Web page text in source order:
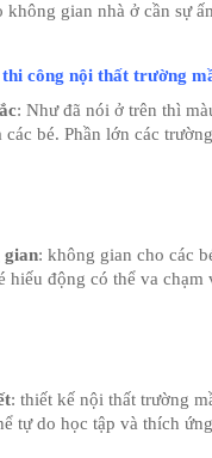
không gian nhà ở cần sự
công nội thất trường
: Như đã nói ở trên thì
các bé. Phần lớn các
gian: không gian cho các
hiếu động có thể va
: thiết kế nội thất trường
tự do học tập và thích